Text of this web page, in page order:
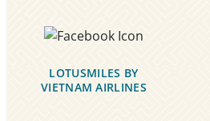
LOTUSMILES BY
VIETNAM AIRLINES